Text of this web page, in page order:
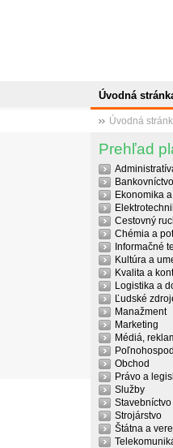
Úvodná
Úvodná
Prehľad
Ekonomika
Cestovný
Chémia a
Informačné
Kultúra a
Kvalita a
Logistika a
Ľudské
Manažment
Marketing
Médiá,
Obchod
Právo a
Služby
Stavebníctvo
Strojárstvo
Štátna a